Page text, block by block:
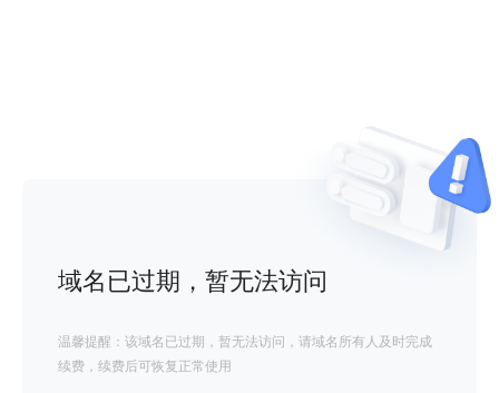
域名已过期，暂无法访问
温馨提醒：该域名已过期，暂无法访问，请域名所有人及时完成
续费，续费后可恢复正常使用